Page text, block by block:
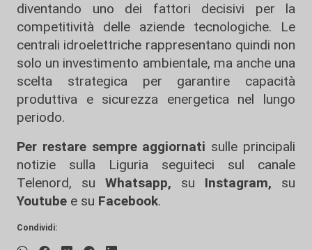
diventando uno dei fattori decisivi per la
competitività delle aziende tecnologiche. Le
centrali idroelettriche rappresentano quindi non
solo un investimento ambientale, ma anche una
scelta strategica per garantire capacità
produttiva e sicurezza energetica nel lungo
periodo.
Per restare sempre aggiornati sulle principali
notizie sulla Liguria seguiteci sul canale
Telenord, su
Whatsapp, su Instagram, su
Youtube e su Facebook.
Condividi: